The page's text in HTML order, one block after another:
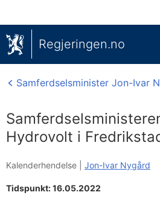
Regjeringen.no
Samferdselsminister Jon-Ivar
Hydrovolt i
Kalenderhendelse | Jon-Ivar Nygård
Tidspunkt: 16.05.2022